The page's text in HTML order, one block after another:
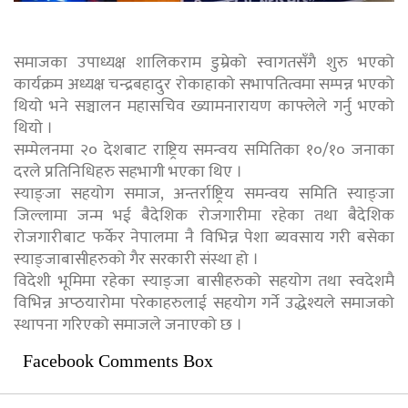
समाजका उपाध्यक्ष शालिकराम डुम्रेको स्वागतसँगै शुरु भएको
कार्यक्रम अध्यक्ष चन्द्रबहादुर रोकाहाको सभापतित्वमा सम्पन्न भएको
थियो भने सञ्चालन महासचिव ख्यामनारायण काफ्लेले गर्नु भएको
थियो ।
सम्मेलनमा २० देशबाट राष्ट्रिय समन्वय समितिका १०/१० जनाका
दरले प्रतिनिधिहरु सहभागी भएका थिए ।
स्याङ्जा सहयोग समाज, अन्तर्राष्ट्रिय समन्वय समिति स्याङ्जा
जिल्लामा जन्म भई बैदेशिक रोजगारीमा रहेका तथा बैदेशिक
रोजगारीबाट फर्केर नेपालमा नै विभिन्न पेशा ब्यवसाय गरी बसेका
स्याङ्जाबासीहरुको गैर सरकारी संस्था हो ।
विदेशी भूमिमा रहेका स्याङ्जा बासीहरुको सहयोग तथा स्वदेशमै
विभिन्न अप्ठयारोमा परेकाहरुलाई सहयोग गर्ने उद्धेश्यले समाजको
स्थापना गरिएको समाजले जनाएको छ ।
Facebook Comments Box